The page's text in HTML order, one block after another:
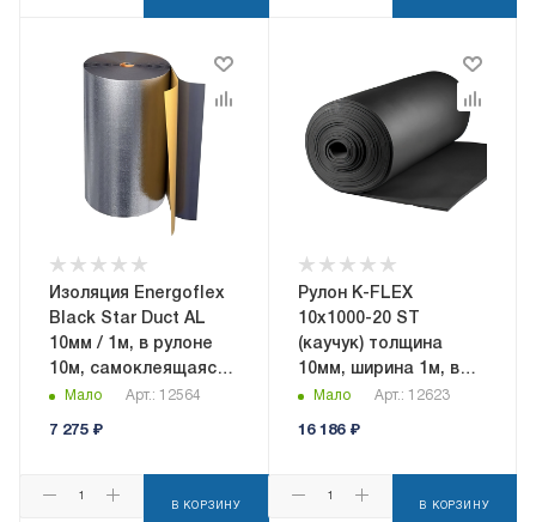
Изоляция Energoflex
Black Star Duct AL
10мм / 1м, в рулоне
10м, самоклеящаяся,
с алюминиевым
Мало Арт.: 12564
7 275₽
В КОРЗИНУ
Рулон K-FLEX
10x1000-20 ST
(каучук) толщина
10мм, ширина 1м, в
рулоне 20кв.м
Мало Арт.: 12623
16 186₽
В КОРЗИНУ